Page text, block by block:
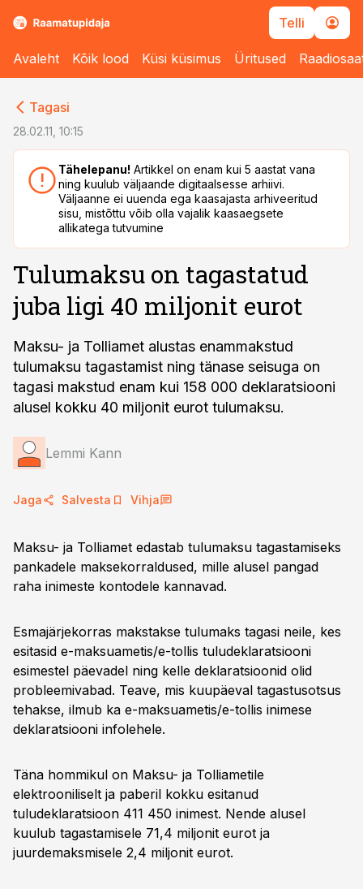
Telli
Avaleht Kõik lood Küsi küsimus Üritused
Tagasi
28.02.11, 10:15
Tähelepanu! Artikkel on enam kui 5 aastat vana
ning kuulub väljaande digitaalsesse arhiivi.
Väljaanne ei uuenda ega kaasajasta arhiveeritud
sisu, mistõttu võib olla vajalik kaasaegsete
allikatega tutvumine
Tulumaksu on tagastatud
juba ligi 40 miljonit eurot
Maksu- ja Tolliamet alustas enammakstud
tulumaksu tagastamist ning tänase seisuga on
tagasi makstud enam kui 158 000 deklaratsiooni
alusel kokku 40 miljonit eurot tulumaksu.
Lemmi Kann
Jaga Salvesta Vihja
Maksu- ja Tolliamet edastab tulumaksu tagastamiseks
pankadele maksekorraldused, mille alusel pangad
raha inimeste kontodele kannavad.
Esmajärjekorras makstakse tulumaks tagasi neile, kes
esitasid e-maksuametis/e-tollis tuludeklaratsiooni
esimestel päevadel ning kelle deklaratsioonid olid
probleemivabad. Teave, mis kuupäeval tagastusotsus
tehakse, ilmub ka e-maksuametis/e-tollis inimese
deklaratsiooni infolehele.
Täna hommikul on Maksu- ja Tolliametile
elektrooniliselt ja paberil kokku esitanud
tuludeklaratsioon 411 450 inimest. Nende alusel
kuulub tagastamisele 71,4 miljonit eurot ja
juurdemaksmisele 2,4 miljonit eurot.